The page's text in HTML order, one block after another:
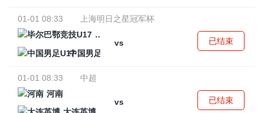
01-01 08:33
上海明日之星冠军杯
毕尔巴鄂竞技U17
vs
中国男足U17
已结束
01-01 08:33
中超
河南
vs
已结束